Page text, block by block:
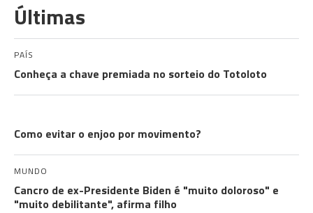
Últimas
PAÍS
Conheça a chave premiada no sorteio do Totoloto
Como evitar o enjoo por movimento?
MUNDO
Cancro de ex-Presidente Biden é "muito doloroso" e
"muito debilitante", afirma filho